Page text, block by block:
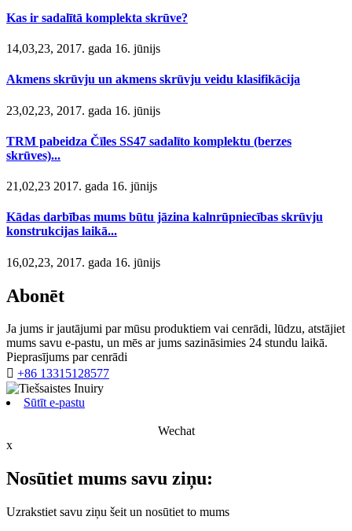
Kas ir sadalītā komplekta skrūve?
14,03,23, 2017. gada 16. jūnijs
Akmens skrūvju un akmens skrūvju veidu klasifikācija
23,02,23, 2017. gada 16. jūnijs
TRM pabeidza Čīles SS47 sadalīto komplektu (berzes
skrūves)...
21,02,23 2017. gada 16. jūnijs
Kādas darbības mums būtu jāzina kalnrūpniecības skrūvju
konstrukcijas laikā...
16,02,23, 2017. gada 16. jūnijs
Abonēt
Ja jums ir jautājumi par mūsu produktiem vai cenrādi, lūdzu, atstājiet
mums savu e-pastu, un mēs ar jums sazināsimies 24 stundu laikā.
Pieprasījums par cenrādi
 +86 13315128577
Sūtīt e-pastu
Wechat
x
Nosūtiet mums savu ziņu:
Uzrakstiet savu ziņu šeit un nosūtiet to mums